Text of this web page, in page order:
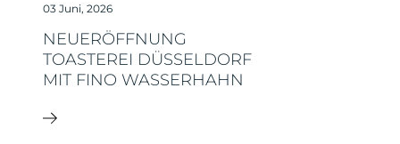
03 Juni, 2026
NEUERÖFFNUNG
TOASTEREI DÜSSELDORF
MIT FINO WASSERHAHN